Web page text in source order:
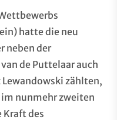
hatte die neu
neben der
de Puttelaar auch
zählten,
nunmehr zweiten
Kraft des